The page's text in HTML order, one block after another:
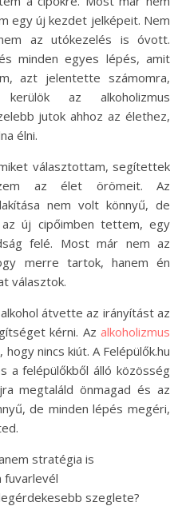
egy új kezdet jelképeit. Nem
az utókezelés is óvott.
minden egyes lépés, amit
azt jelentette számomra,
az alkoholizmus
jutok ahhoz az élethez,
élni.
választottam, segítettek
az élet örömeit. Az
nem volt könnyű, de
új cipőimben tettem, egy
felé. Most már nem az
merre tartok, hanem én
választok.
átvette az irányítást az
kérni. Az alkoholizmus
nincs kiút. A Felépülők.hu
a felépülőkből álló közösség
megtaláld önmagad és az
de minden lépés megéri,
stratégia is
fuvarlevél
szeglete?